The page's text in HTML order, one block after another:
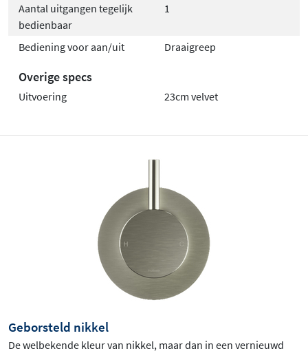
Aantal uitgangen tegelijk
bedienbaar
1
Bediening voor aan/uit Draaigreep
Overige specs
Uitvoering 23cm velvet
Geborsteld nikkel
De welbekende kleur van nikkel, maar dan in een vernieuwd